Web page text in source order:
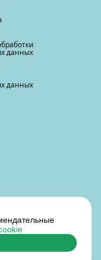
данных
данных